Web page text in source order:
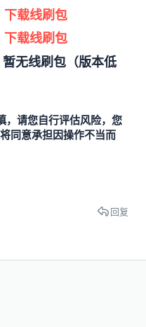
下载线刷包
下载线刷包
| 暂无线刷包（版本低
，请您自行评估风险，您
同意承担因操作不当而
回复